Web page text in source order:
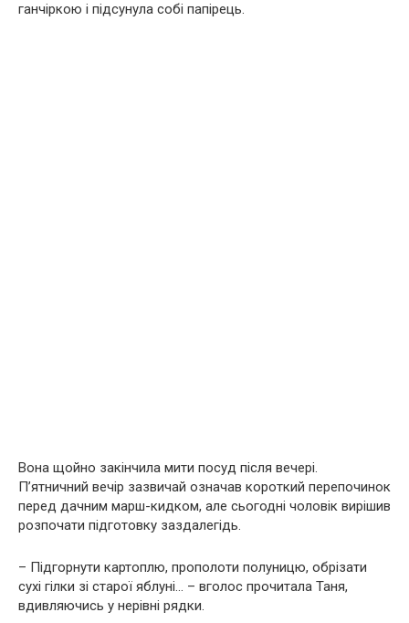
ганчіркою і підсунула собі папірець.
Вона щойно закінчила мити посуд після вечері.
П’ятничний вечір зазвичай означав короткий перепочинок
перед дачним марш-кидком, але сьогодні чоловік вирішив
розпочати підготовку заздалегідь.
– Підгорнути картоплю, прополоти полуницю, обрізати
сухі гілки зі старої яблуні… – вголос прочитала Таня,
вдивляючись у нерівні рядки.